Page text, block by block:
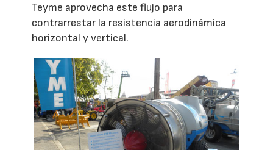
Teyme aprovecha este flujo para
contrarrestar la resistencia aerodinámica
horizontal y vertical.